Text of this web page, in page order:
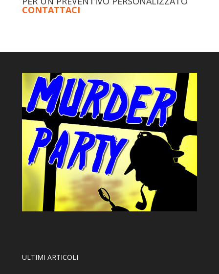
CONTATTACI
ULTIMI ARTICOLI